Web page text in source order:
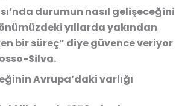
durumun nasıl gelişeceğini
yıllarda yakından
bir süreç” diye güvence veriyor
Silva.
Avrupa’daki varlığı